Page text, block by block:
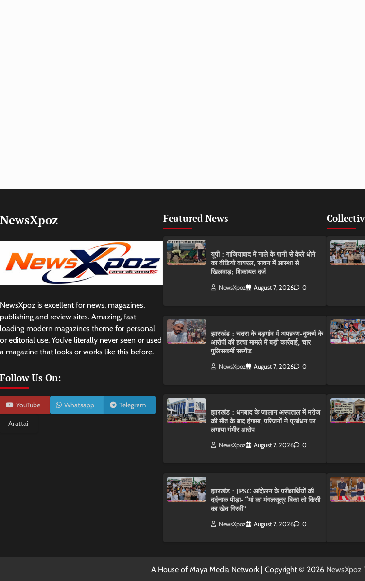
NewsXpoz
NewsXpoz is excellent for news, magazines,
publishing and review sites. Amazing, fast-
loading modern magazines theme for personal
or editorial use. You’ve literally never seen or used
a magazine that looks or works like this before.
Follow Us On:
YouTube Whatsapp Telegram
Arattai
Featured News
यूपी : गाजियाबाद में नाले के पानी से केले धोने
का वीडियो वायरल, सावन में आस्था से
खिलवाड़; शिकायत दर्ज
NewsXpoz August 7, 2026 0
झारखंड : चतरा के बड़गांव में अपहरण-दुष्कर्म के
आरोपी की हत्या मामले में बड़ी कार्रवाई, चार
पुलिसकर्मी सस्पेंड
NewsXpoz August 7, 2026 0
झारखंड : धनबाद के जालान अस्पताल में मरीज
की मौत के बाद हंगामा, परिजनों ने प्रबंधन पर
लगाया गंभीर आरोप
NewsXpoz August 7, 2026 0
झारखंड : JPSC आंदोलन के परीक्षार्थियों की
दर्दनाक पीड़ा- “मां का मंगलसूत्र बिका तो किसी
का खेत गिरवी”
NewsXpoz August 7, 2026 0
A House of Maya Media Network | Copyright © 2026 NewsXpoz